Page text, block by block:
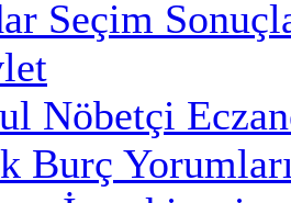
Seçim
Nöbetçi
Burç